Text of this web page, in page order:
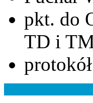
pkt. do
TD i